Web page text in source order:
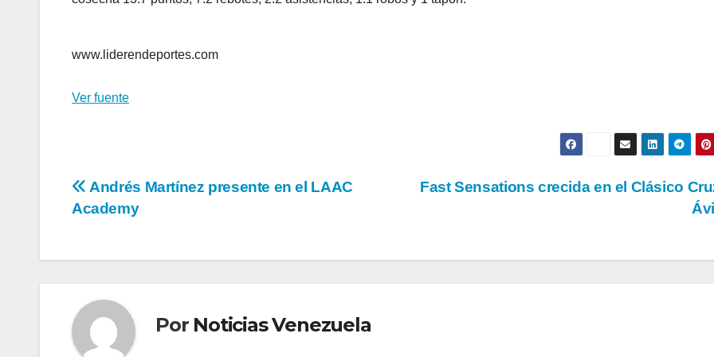
www.liderendeportes.com
Ver fuente
Navegación
entradas
Fast Sensations crecida en el Clásico
Andrés Martínez presente en el LAAC
Academy
Por Noticias Venezuela